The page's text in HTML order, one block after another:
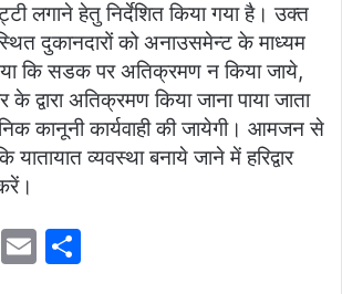
लगाने हेतु निर्देशित किया गया है। उक्त
दुकानदारों को अनाउसमेन्ट के माध्यम
कि सडक पर अतिक्रमण न किया जाये,
के द्वारा अतिक्रमण किया जाना पाया जाता
कानूनी कार्यवाही की जायेगी। आमजन से
यातायात व्यवस्था बनाये जाने में हरिद्वार
T
E